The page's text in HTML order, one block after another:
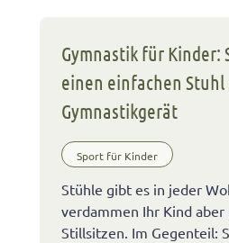
Gymnastik für Kinder:
einen einfachen Stuhl
Gymnastikgerät
Sport für Kinder
Stühle gibt es in jeder
verdammen Ihr Kind aber
Stillsitzen. Im Gegenteil: